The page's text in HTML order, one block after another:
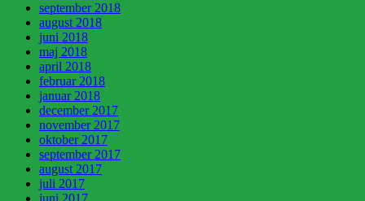
september 2018
august 2018
juni 2018
maj 2018
april 2018
februar 2018
januar 2018
december 2017
november 2017
oktober 2017
september 2017
august 2017
juli 2017
juni 2017